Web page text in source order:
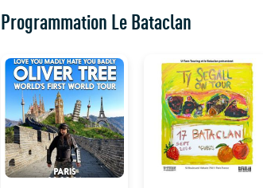
Programmation Le Bataclan